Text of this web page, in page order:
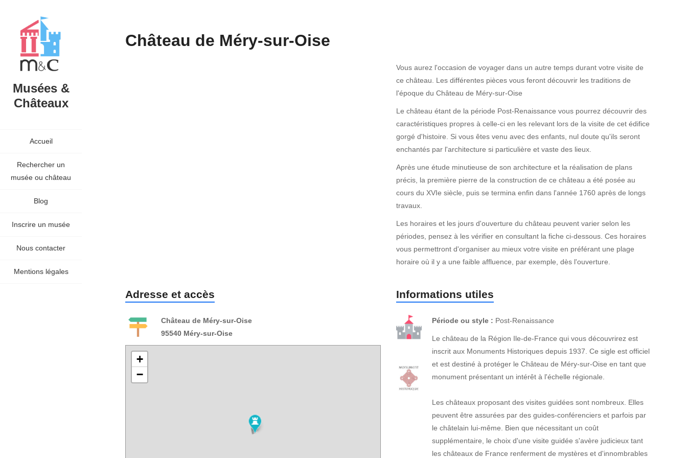
Musées &
Châteaux
Accueil
Rechercher un
musée ou château
Blog
Inscrire un musée
Nous contacter
Mentions légales
Château de Méry-sur-Oise
Vous aurez l'occasion de voyager dans un autre temps durant votre visite de
ce château. Les différentes pièces vous feront découvrir les traditions de
l'époque du Château de Méry-sur-Oise
Le château étant de la période Post-Renaissance vous pourrez découvrir des
caractéristiques propres à celle-ci en les relevant lors de la visite de cet édifice
gorgé d'histoire. Si vous êtes venu avec des enfants, nul doute qu'ils seront
enchantés par l'architecture si particulière et vaste des lieux.
Après une étude minutieuse de son architecture et la réalisation de plans
précis, la première pierre de la construction de ce château a été posée au
cours du XVIe siècle, puis se termina enfin dans l'année 1760 après de longs
travaux.
Les horaires et les jours d'ouverture du château peuvent varier selon les
périodes, pensez à les vérifier en consultant la fiche ci-dessous. Ces horaires
vous permettront d'organiser au mieux votre visite en préférant une plage
horaire où il y a une faible affluence, par exemple, dès l'ouverture.
Adresse et accès
Château de Méry-sur-Oise
95540 Méry-sur-Oise
+
−
Informations utiles
Période ou style : Post-Renaissance
Le château de la Région Ile-de-France qui vous découvrirez est
inscrit aux Monuments Historiques depuis 1937. Ce sigle est officiel
et est destiné à protéger le Château de Méry-sur-Oise en tant que
monument présentant un intérêt à l'échelle régionale.
Les châteaux proposant des visites guidées sont nombreux. Elles
peuvent être assurées par des guides-conférenciers et parfois par
le châtelain lui-même. Bien que nécessitant un coût
supplémentaire, le choix d'une visite guidée s'avère judicieux tant
les châteaux de France renferment de mystères et d'innombrables